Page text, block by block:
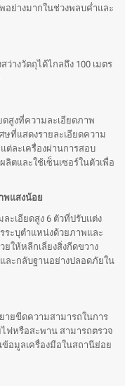
ย่างมากในช่วงพลบค่ำและ
างวัตถุได้ไกลถึง 100 เมตร
ดสูงที่ความละเอียดภาพ
ษที่แสดงรายละเอียดความ
ต่ละเครื่องผ่านการสอบ
ตและใช้เซ็นเซอร์ในตัวเพื่อ
พแสงน้อย
ะเอียดสูง 6 ตัวที่ปรับแต่ง
ระบุตำแหน่งด้วยภาพและ
ให้หลีกเลี่ยงสิ่งกีดขวาง
ละกลับฐานอย่างปลอดภัยใน
ายขีดความสามารถในการ
ฟหรือสะพาน สามารถตรวจ
ข้อมูลเครื่องมือในสถานีย่อย